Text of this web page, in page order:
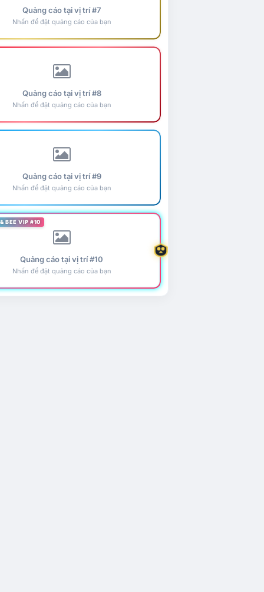
Quảng cáo tại vị trí #7
Nhấn để đặt quảng cáo của bạn
Quảng cáo tại vị trí #8
Nhấn để đặt quảng cáo của bạn
Quảng cáo tại vị trí #9
Nhấn để đặt quảng cáo của bạn
BEE VIP #10
Quảng cáo tại vị trí #10
Nhấn để đặt quảng cáo của bạn